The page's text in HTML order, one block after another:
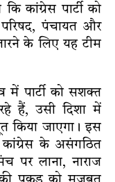
कांग्रेस पार्टी को
पंचायत और
के लिए यह टीम
में पार्टी को सशक्त
हैं, उसी दिशा में
किया जाएगा। इस
कांग्रेस के असंगठित
पर लाना, नाराज